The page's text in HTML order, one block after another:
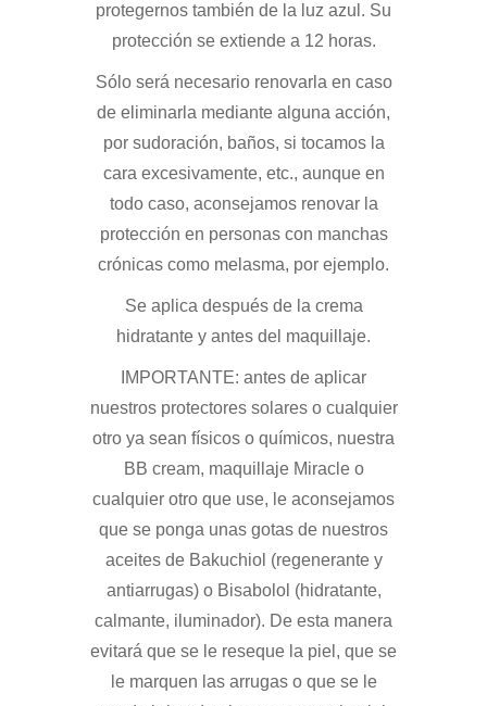
protegernos también de la luz azul. Su
protección se extiende a 12 horas.
Sólo será necesario renovarla en caso
de eliminarla mediante alguna acción,
por sudoración, baños, si tocamos la
cara excesivamente, etc., aunque en
todo caso, aconsejamos renovar la
protección en personas con manchas
crónicas como melasma, por ejemplo.
Se aplica después de la crema
hidratante y antes del maquillaje.
IMPORTANTE: antes de aplicar
nuestros protectores solares o cualquier
otro ya sean físicos o químicos, nuestra
BB cream, maquillaje Miracle o
cualquier otro que use, le aconsejamos
que se ponga unas gotas de nuestros
aceites de Bakuchiol (regenerante y
antiarrugas) o Bisabolol (hidratante,
calmante, iluminador). De esta manera
evitará que se le reseque la piel, que se
le marquen las arrugas o que se le